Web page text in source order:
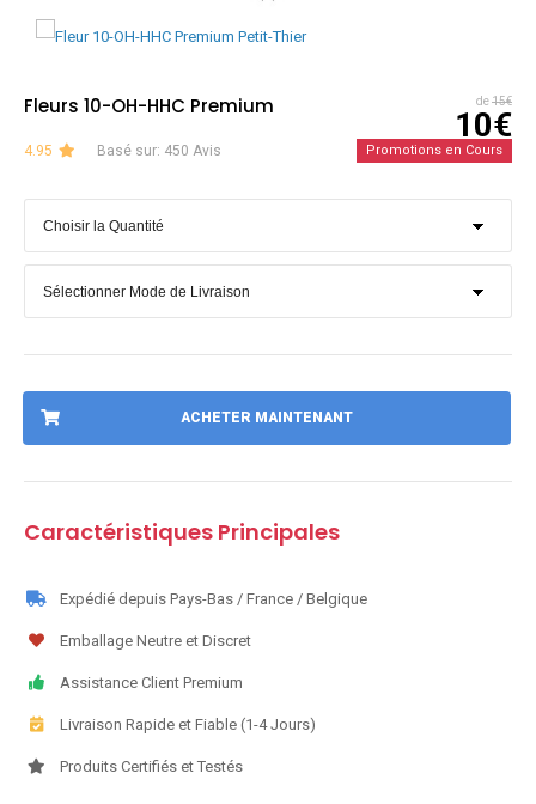
Fleurs 10-OH-HHC Premium de15€
10€
4.95 Basé sur: 450 Avis Promotions en Cours
ACHETER MAINTENANT
Caractéristiques Principales
Expédié depuis Pays-Bas / France / Belgique
Emballage Neutre et Discret
Assistance Client Premium
Livraison Rapide et Fiable (1-4 Jours)
Produits Certifiés et Testés